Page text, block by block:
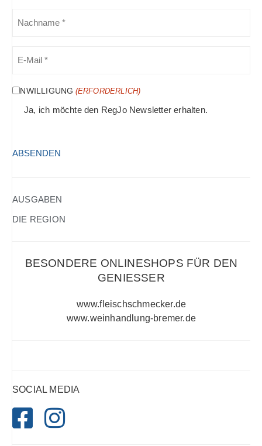
EINWILLIGUNG (ERFORDERLICH)
Ja, ich möchte den RegJo Newsletter erhalten.
(ERFORDERLICH)
AUSGABEN
DIE REGION
BESONDERE ONLINESHOPS FÜR DEN
GENIESSER
www.fleischschmecker.de
www.weinhandlung-bremer.de
SOCIAL MEDIA